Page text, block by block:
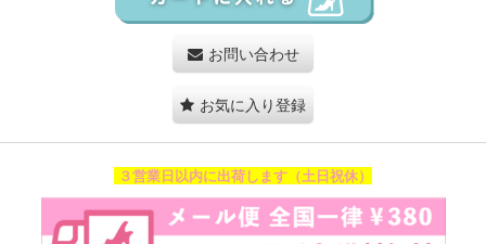
お問い合わせ
お気に入り登録
３営業日以内に出荷します（土日祝休）